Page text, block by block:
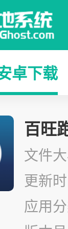
卓下载
百旺
文件
更新
应用